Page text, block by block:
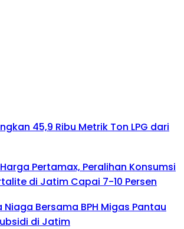
45,9 Ribu Metrik Ton LPG dari
Pertamax, Peralihan Konsumsi
di Jatim Capai 7-10 Persen
Bersama BPH Migas Pantau
di Jatim